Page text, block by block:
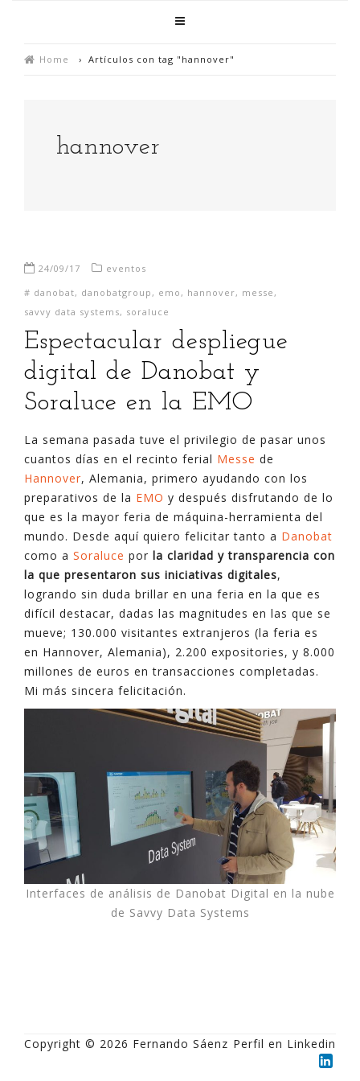
Home › Artículos con tag "hannover"
hannover
24/09/17
eventos
# danobat, danobatgroup , emo , hannover, messe ,
savvy data systems, soraluce
Espectacular despliegue
digital de Danobat y
Soraluce en la EMO
La semana pasada tuve el privilegio de pasar unos
cuantos días en el recinto ferial Messe de
Hannover, Alemania, primero ayudando con los
preparativos de la EMO y después disfrutando de lo
que es la mayor feria de máquina-herramienta del
mundo. Desde aquí quiero felicitar tanto a Danobat
como a Soraluce por la claridad y transparencia con
la que presentaron sus iniciativas digitales,
logrando sin duda brillar en una feria en la que es
difícil destacar, dadas las magnitudes en las que se
mueve; 130.000 visitantes extranjeros (la feria es
en Hannover, Alemania), 2.200 expositories, y 8.000
millones de euros en transacciones completadas.
Mi más sincera felicitación.
Interfaces de análisis de Danobat Digital en la nube
de Savvy Data Systems
Copyright © 2026 Fernando Sáenz Perfil en Linkedin